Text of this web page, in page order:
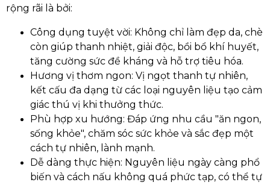
rộng rãi là bởi:
Công dụng tuyệt vời: Không chỉ làm đẹp da, chè
còn giúp thanh nhiệt, giải độc, bồi bổ khí huyết,
tăng cường sức đề kháng và hỗ trợ tiêu hóa.
Hương vị thơm ngon: Vị ngọt thanh tự nhiên,
kết cấu đa dạng từ các loại nguyên liệu tạo cảm
giác thú vị khi thưởng thức.
Phù hợp xu hướng: Đáp ứng nhu cầu "ăn ngon,
sống khỏe", chăm sóc sức khỏe và sắc đẹp một
cách tự nhiên, lành mạnh.
Dễ dàng thực hiện: Nguyên liệu ngày càng phổ
biến và cách nấu không quá phức tạp, có thể tự